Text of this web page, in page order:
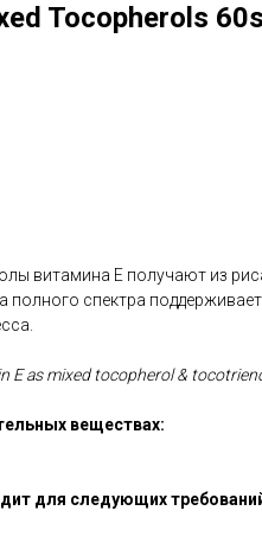
Tocopherols 60s
витамина Е получают из
полного спектра
E as mixed tocopherol &
веществах:
для следующих